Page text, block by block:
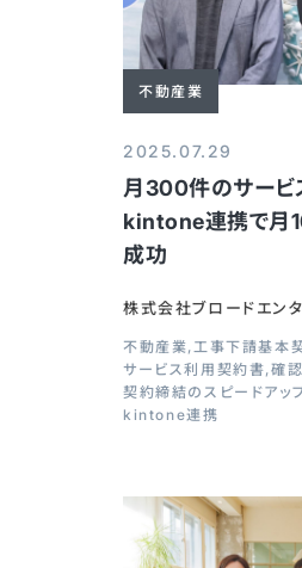
不動産業
2025.07.29
月300件のサービ
kintone連携で月
成功
株式会社ブロードエン
不動産業 工事下請基本
サービス利用契約書 確
契約締結のスピードアッ
kintone連携